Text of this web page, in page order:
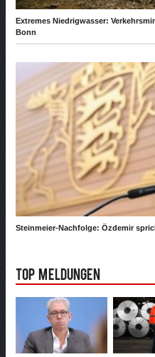
Extremes Niedrigwasser:
Bonn
Steinmeier-Nachfolge: Özdemir
Top Meldungen